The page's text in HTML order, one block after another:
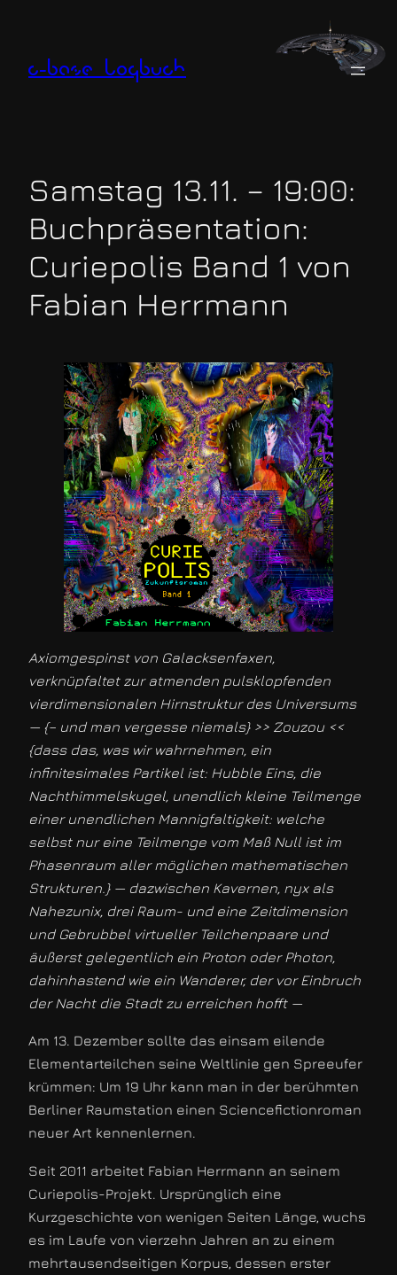
springen
c-base logbuch
Samstag 13.11. – 19:00:
Buchpräsentation:
Curiepolis Band 1 von
Fabian Herrmann
Axiomgespinst von Galacksenfaxen,
verknüpfaltet zur atmenden pulsklopfenden
vierdimensionalen Hirnstruktur des Universums
— {– und man vergesse niemals} >> Zouzou <<
{dass das, was wir wahrnehmen, ein
infinitesimales Partikel ist: Hubble Eins, die
Nachthimmelskugel, unendlich kleine Teilmenge
einer unendlichen Mannigfaltigkeit: welche
selbst nur eine Teilmenge vom Maß Null ist im
Phasenraum aller möglichen mathematischen
Strukturen.} — dazwischen Kavernen, nyx als
Nahezunix, drei Raum- und eine Zeitdimension
und Gebrubbel virtueller Teilchenpaare und
äußerst gelegentlich ein Proton oder Photon,
dahinhastend wie ein Wanderer, der vor Einbruch
der Nacht die Stadt zu erreichen hofft —
Am 13. Dezember sollte das einsam eilende
Elementarteilchen seine Weltlinie gen Spreeufer
krümmen: Um 19 Uhr kann man in der berühmten
Berliner Raumstation einen Sciencefictionroman
neuer Art kennenlernen.
Seit 2011 arbeitet Fabian Herrmann an seinem
Curiepolis-Projekt. Ursprünglich eine
Kurzgeschichte von wenigen Seiten Länge, wuchs
es im Laufe von vierzehn Jahren an zu einem
mehrtausendseitigen Korpus, dessen erster